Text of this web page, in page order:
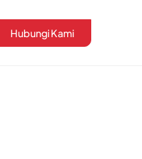
Hubungi Kami